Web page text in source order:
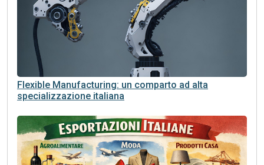
Flexible Manufacturing: un comparto ad alta
specializzazione italiana